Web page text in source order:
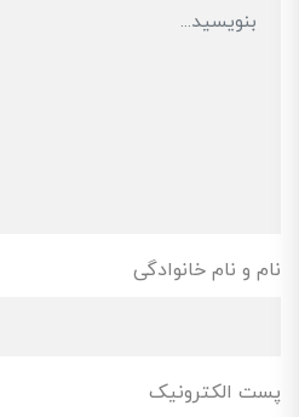
نام و نام خانوادگی
پست الکترونیک